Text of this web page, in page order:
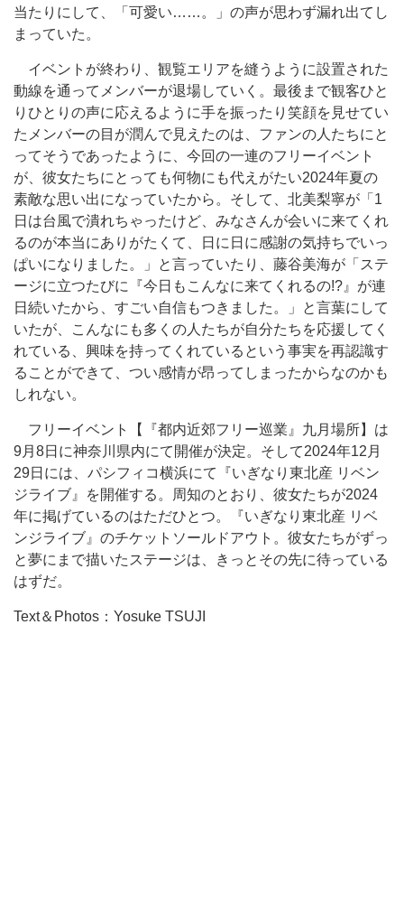
当たりにして、「可愛い……。」の声が思わず漏れ出てし
まっていた。
イベントが終わり、観覧エリアを縫うように設置された
動線を通ってメンバーが退場していく。最後まで観客ひと
りひとりの声に応えるように手を振ったり笑顔を見せてい
たメンバーの目が潤んで見えたのは、ファンの人たちにと
ってそうであったように、今回の一連のフリーイベント
が、彼女たちにとっても何物にも代えがたい2024年夏の
素敵な思い出になっていたから。そして、北美梨寧が「1
日は台風で潰れちゃったけど、みなさんが会いに来てくれ
るのが本当にありがたくて、日に日に感謝の気持ちでいっ
ぱいになりました。」と言っていたり、藤谷美海が「ステ
ージに立つたびに『今日もこんなに来てくれるの!?』が連
日続いたから、すごい自信もつきました。」と言葉にして
いたが、こんなにも多くの人たちが自分たちを応援してく
れている、興味を持ってくれているという事実を再認識す
ることができて、つい感情が昂ってしまったからなのかも
しれない。
フリーイベント【『都内近郊フリー巡業』九月場所】は
9月8日に神奈川県内にて開催が決定。そして2024年12月
29日には、パシフィコ横浜にて『いぎなり東北産 リベン
ジライブ』を開催する。周知のとおり、彼女たちが2024
年に掲げているのはただひとつ。『いぎなり東北産 リベ
ンジライブ』のチケットソールドアウト。彼女たちがずっ
と夢にまで描いたステージは、きっとその先に待っている
はずだ。
Text＆Photos：Yosuke TSUJI